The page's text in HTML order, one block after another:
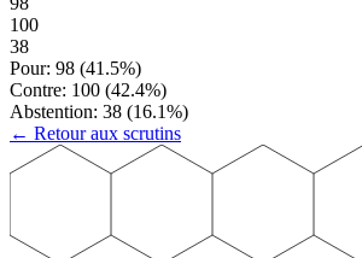
100
38
Pour: 98 (41.5%)
Contre: 100 (42.4%)
Abstention: 38 (16.1%)
← Retour aux scrutins